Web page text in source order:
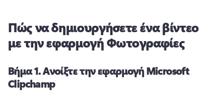
Πώς να δημιουργήσετε ένα βίντεο
με την εφαρμογή Φωτογραφίες
Βήμα 1.Ανοίξτε την εφαρμογή Microsoft
Clipchamp